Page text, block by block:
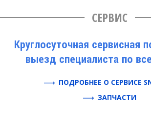
СЕРВИС
Круглосуточная сервисная
выезд специалиста по
ПОДРОБНЕЕ О СЕРВИСЕ
ЗАПЧАСТИ